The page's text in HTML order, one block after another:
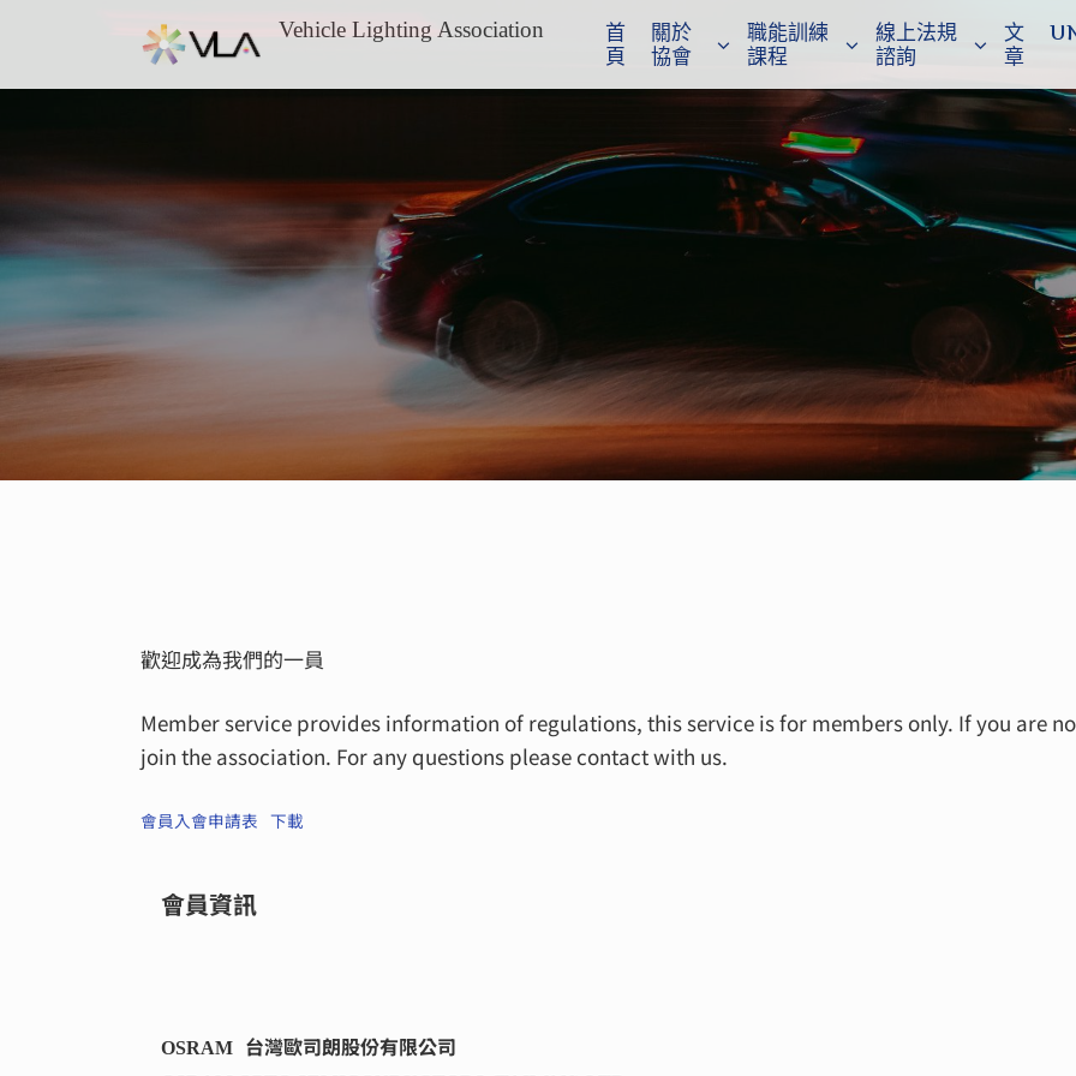
Vehicle Lighting Association
首
頁
關於
協會
職能訓練
課程
線上法規
諮詢
文
章
歡迎成為我們的一員
Member service provides information of regulations, this service is for members only. If you are
join the association. For any questions please contact with us.
會員入會申請表 下載
會員資訊
OSRAM 台灣歐司朗股份有限公司